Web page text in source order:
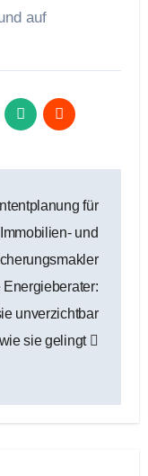
auf
für
Immobilien- und
unverzichtbar
sie gelingt